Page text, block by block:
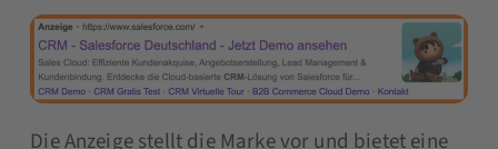
Die Anzeige stellt die Marke vor und bietet eine